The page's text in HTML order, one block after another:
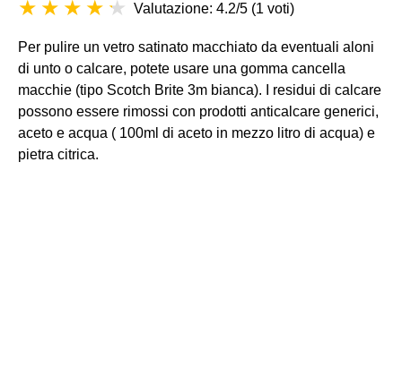
Valutazione: 4.2/5 (1 voti)
Per pulire un vetro satinato macchiato da eventuali aloni
di unto o calcare, potete usare una gomma cancella
macchie (tipo Scotch Brite 3m bianca). I residui di calcare
possono essere rimossi con prodotti anticalcare generici,
aceto e acqua ( 100ml di aceto in mezzo litro di acqua) e
pietra citrica.